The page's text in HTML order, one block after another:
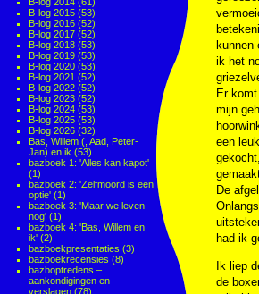
B-log 2015 (53)
B-log 2016 (52)
B-log 2017 (52)
B-log 2018 (53)
B-log 2019 (53)
B-log 2020 (53)
B-log 2021 (52)
B-log 2022 (52)
B-log 2023 (52)
B-log 2024 (53)
B-log 2025 (53)
B-log 2026 (32)
Bas, Willem (, Aad, Peter-
Jan) en ik (53)
bazboek 1: 'Alles kan kapot'
(1)
bazboek 2: 'Zelfmoord is een
optie' (1)
bazboek 3: 'Maar we leven
nog' (1)
bazboek 4: 'Bas, Willem en
ik' (2)
bazboekpresentaties (3)
bazboekrecensies (8)
bazboptredens –
aankondigingen en
verslagen (78)
kunnen
ik het
Er
mijn
een
De
had ik
Ik liep
de